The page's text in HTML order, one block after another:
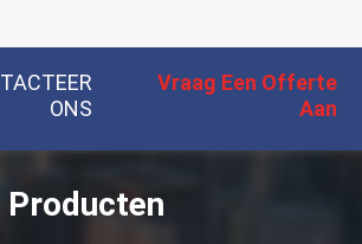
ONS
Vraag Een Offerte
Aan